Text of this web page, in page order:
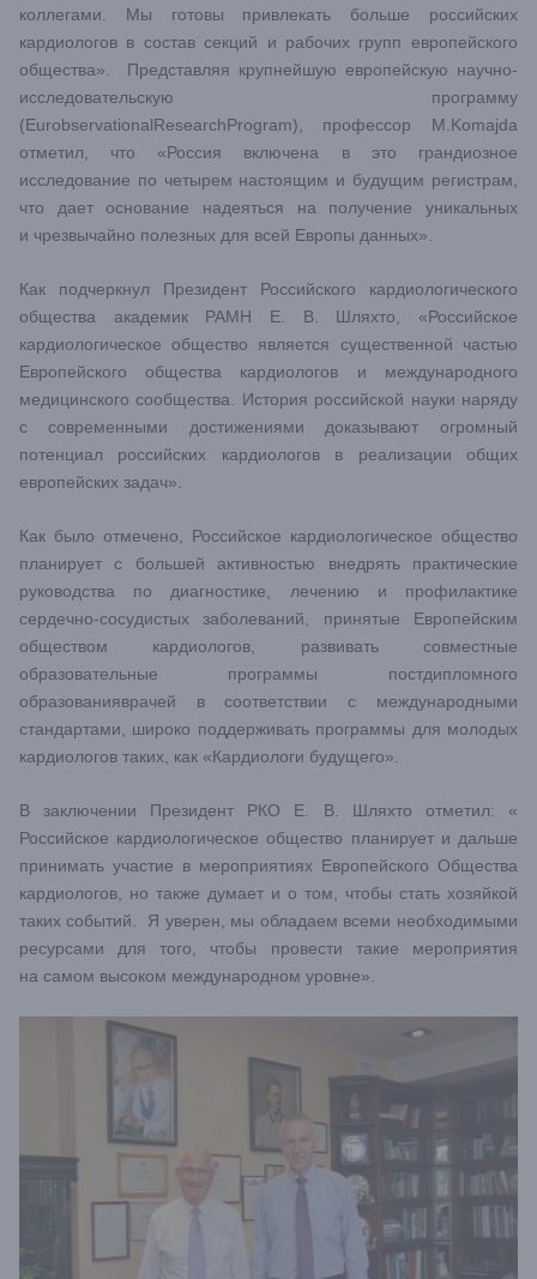
коллегами. Мы готовы привлекать больше российских
кардиологов в состав секций и рабочих групп европейского
общества». Представляя крупнейшую европейскую научно-
исследовательскую программу
(EurobservationalResearchProgram), профессор М.Komajda
отметил, что «Россия включена в это грандиозное
исследование по четырем настоящим и будущим регистрам,
что дает основание надеяться на получение уникальных
и чрезвычайно полезных для всей Европы данных».
Как подчеркнул Президент Российского кардиологического
общества академик РАМН Е. В. Шляхто, «Российское
кардиологическое общество является существенной частью
Европейского общества кардиологов и международного
медицинского сообщества. История российской науки наряду
с современными достижениями доказывают огромный
потенциал российских кардиологов в реализации общих
европейских задач».
Как было отмечено, Российское кардиологическое общество
планирует с большей активностью внедрять практические
руководства по диагностике, лечению и профилактике
сердечно-сосудистых заболеваний, принятые Европейским
обществом кардиологов, развивать совместные
образовательные программы постдипломного
образованияврачей в соответствии с международными
стандартами, широко поддерживать программы для молодых
кардиологов таких, как «Кардиологи будущего».
В заключении Президент РКО Е. В. Шляхто отметил: «
Российское кардиологическое общество планирует и дальше
принимать участие в мероприятиях Европейского Общества
кардиологов, но также думает и о том, чтобы стать хозяйкой
таких событий. Я уверен, мы обладаем всеми необходимыми
ресурсами для того, чтобы провести такие мероприятия
на самом высоком международном уровне».